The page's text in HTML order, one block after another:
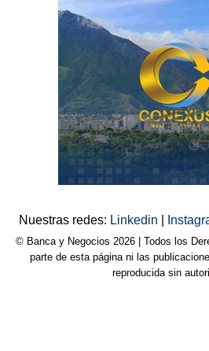
Nuestras redes: Linkedin
© Banca y Negocios 2026 | Todos los
parte de esta página ni las
reproducida sin